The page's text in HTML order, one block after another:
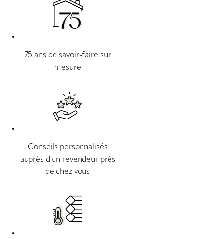
75 ans de savoir-faire sur
mesure
Conseils personnalisés
auprès d'un revendeur près
de chez vous